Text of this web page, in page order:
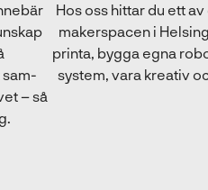
– så
Hos oss hittar du ett
makerspacen i
printa, bygga egna
system, vara kreativ